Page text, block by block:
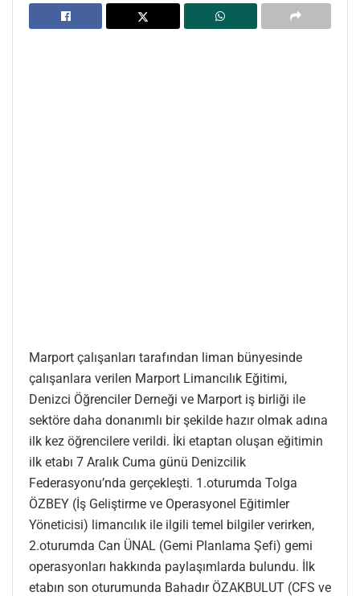
Marport çalışanları tarafından liman bünyesinde
çalışanlara verilen Marport Limancılık Eğitimi,
Denizci Öğrenciler Derneği ve Marport iş birliği ile
sektöre daha donanımlı bir şekilde hazır olmak adına
ilk kez öğrencilere verildi. İki etaptan oluşan eğitimin
ilk etabı 7 Aralık Cuma günü Denizcilik
Federasyonu’nda gerçekleşti. 1.oturumda Tolga
ÖZBEY (İş Geliştirme ve Operasyonel Eğitimler
Yöneticisi) limancılık ile ilgili temel bilgiler verirken,
2.oturumda Can ÜNAL (Gemi Planlama Şefi) gemi
operasyonları hakkında paylaşımlarda bulundu. İlk
etabın son oturumunda Bahadır ÖZAKBULUT (CFS ve